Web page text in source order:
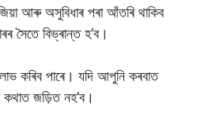
আৰু অসুবিধাৰ পৰা আঁতৰি থাকিব
সৈতে বিভ্ৰান্ত হ’ব।
কৰিব পাৰে। যদি আপুনি কৰবাত
কথাত জড়িত নহ’ব।